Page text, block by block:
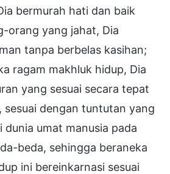
bermurah hati dan baik
orang yang jahat, Dia
tanpa berbelas kasihan;
ragam makhluk hidup, Dia
yang sesuai secara tepat
dengan tuntutan yang
dunia umat manusia pada
beda, sehingga beraneka
ini bereinkarnasi sesuai